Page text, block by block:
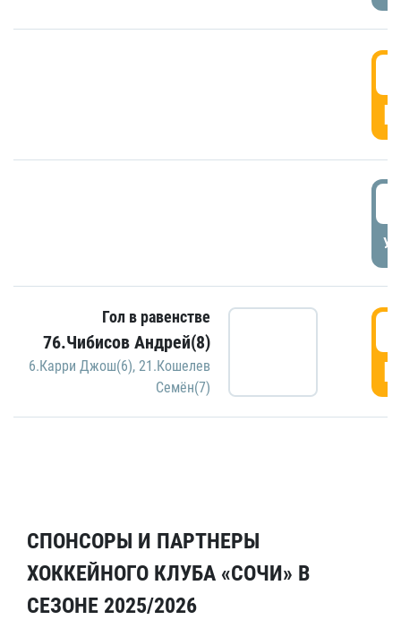
Гол в равенстве
76.Чибисов Андрей(8)
6.Карри Джош(6), 21.Кошелев
Семён(7)
СПОНСОРЫ И ПАРТНЕРЫ
ХОККЕЙНОГО КЛУБА «СОЧИ» В
СЕЗОНЕ 2025/2026